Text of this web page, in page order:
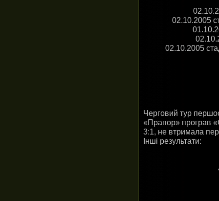
02.10.2005
02.10.2005
Черговий тур
«Прапор» програв
3:1, не втримала
Інші результати: